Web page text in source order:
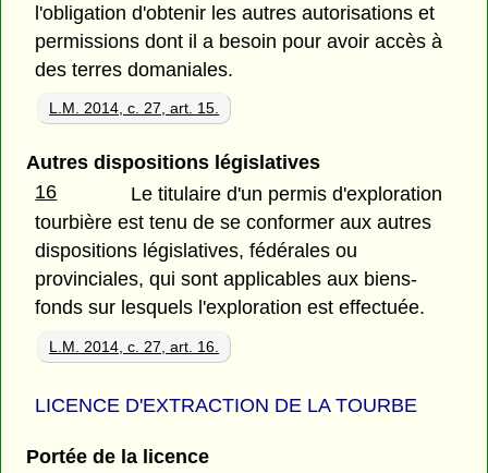
l'obligation d'obtenir les autres autorisations et
permissions dont il a besoin pour avoir accès à
des terres domaniales.
L.M. 2014, c. 27, art. 15.
Autres dispositions législatives
16
Le titulaire d'un permis d'exploration
tourbière est tenu de se conformer aux autres
dispositions législatives, fédérales ou
provinciales, qui sont applicables aux biens-
fonds sur lesquels l'exploration est effectuée.
L.M. 2014, c. 27, art. 16.
LICENCE D'EXTRACTION DE LA TOURBE
Portée de la licence